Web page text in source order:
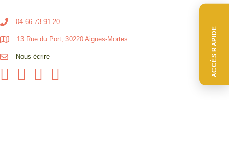
ACCÈS RAPIDE
04 66 73 91 20
13 Rue du Port, 30220 Aigues-Mortes
Nous écrire